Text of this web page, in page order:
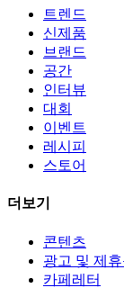
트렌드
신제품
브랜드
공간
인터뷰
대회
이벤트
레시피
스토어
더보기
콘텐츠
광고 및 제휴
카페레터